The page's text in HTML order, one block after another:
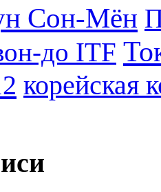
Сон-Мён
до ITF
корейская